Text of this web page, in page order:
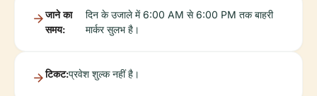
जाने का
समय:
दिन के उजाले में 6:00 AM से 6:00 PM तक बाहरी
मार्कर सुलभ है।
टिकट:प्रवेश शुल्क नहीं है।